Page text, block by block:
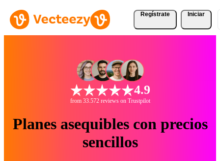
Regístrate Iniciar
4.9
from 33.572 reviews on Trustpilot
Planes asequibles con precios
sencillos